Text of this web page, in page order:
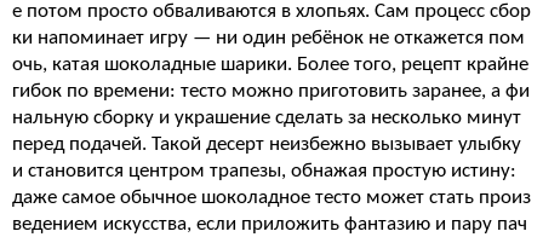
е потом просто обваливаются в хлопьях. Сам процесс сбор
ки напоминает игру — ни один ребёнок не откажется пом
очь, катая шоколадные шарики. Более того, рецепт крайне
гибок по времени: тесто можно приготовить заранее, а фи
нальную сборку и украшение сделать за несколько минут
перед подачей. Такой десерт неизбежно вызывает улыбку
и становится центром трапезы, обнажая простую истину:
даже самое обычное шоколадное тесто может стать произ
ведением искусства, если приложить фантазию и пару пач